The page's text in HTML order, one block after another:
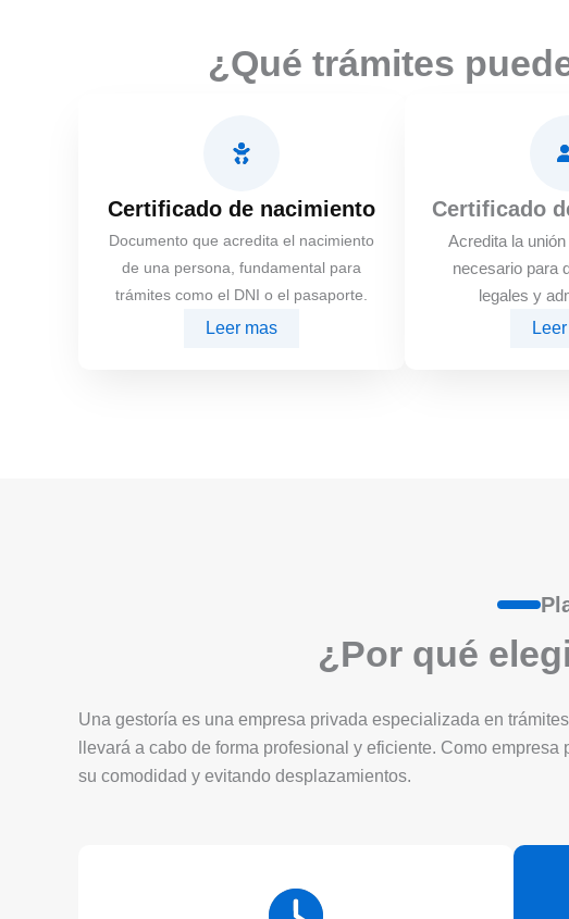
¿Qué trámites
Certificado de nacimiento
Documento que acredita el nacimiento
de una persona, fundamental para
trámites como el DNI o el pasaporte.
Leer mas
Certificado
Acredita la
necesario para
legales y
¿Por qué
Una gestoría es una empresa privada especializada en
llevará a cabo de forma profesional y eficiente. Como
su comodidad y evitando desplazamientos.